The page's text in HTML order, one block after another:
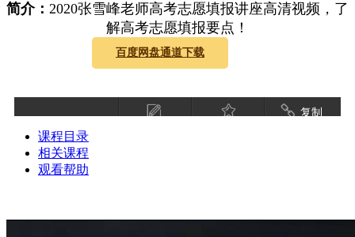
简介： 2020张雪峰老师高考志愿填报讲座高清视频，了
解高考志愿填报要点！
百度网盘通道下载
复制
课程目录
相关课程
观看帮助